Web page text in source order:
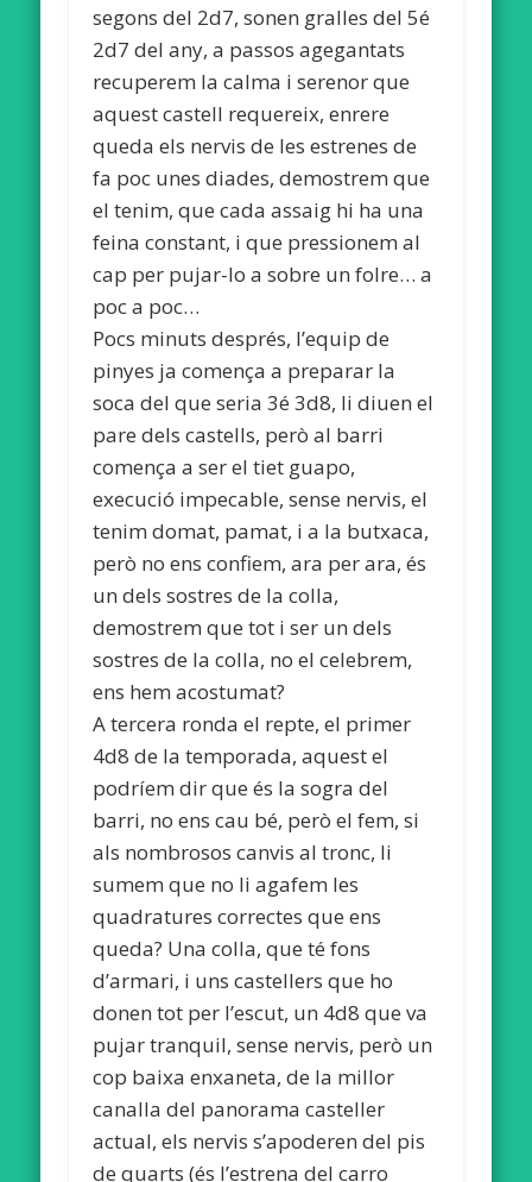
segons del 2d7, sonen gralles del 5é
2d7 del any, a passos agegantats
recuperem la calma i serenor que
aquest castell requereix, enrere
queda els nervis de les estrenes de
fa poc unes diades, demostrem que
el tenim, que cada assaig hi ha una
feina constant, i que pressionem al
cap per pujar-lo a sobre un folre… a
poc a poc…
Pocs minuts després, l’equip de
pinyes ja comença a preparar la
soca del que seria 3é 3d8, li diuen el
pare dels castells, però al barri
comença a ser el tiet guapo,
execució impecable, sense nervis, el
tenim domat, pamat, i a la butxaca,
però no ens confiem, ara per ara, és
un dels sostres de la colla,
demostrem que tot i ser un dels
sostres de la colla, no el celebrem,
ens hem acostumat?
A tercera ronda el repte, el primer
4d8 de la temporada, aquest el
podríem dir que és la sogra del
barri, no ens cau bé, però el fem, si
als nombrosos canvis al tronc, li
sumem que no li agafem les
quadratures correctes que ens
queda? Una colla, que té fons
d’armari, i uns castellers que ho
donen tot per l’escut, un 4d8 que va
pujar tranquil, sense nervis, però un
cop baixa enxaneta, de la millor
canalla del panorama casteller
actual, els nervis s’apoderen del pis
de quarts (és l’estrena del carro